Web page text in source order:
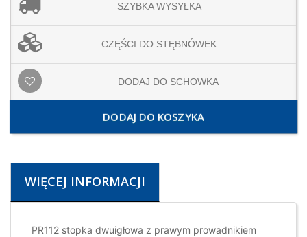
SZYBKA WYSYŁKA
CZĘŚCI DO STĘBNÓWEK ...
DODAJ DO SCHOWKA
DODAJ DO KOSZYKA
WIĘCEJ INFORMACJI
PR112 stopka dwuigłowa z prawym prowadnikiem